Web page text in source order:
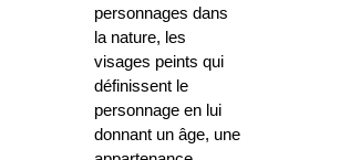
personnages dans
la nature, les
visages peints qui
définissent le
personnage en lui
donnant un âge, une